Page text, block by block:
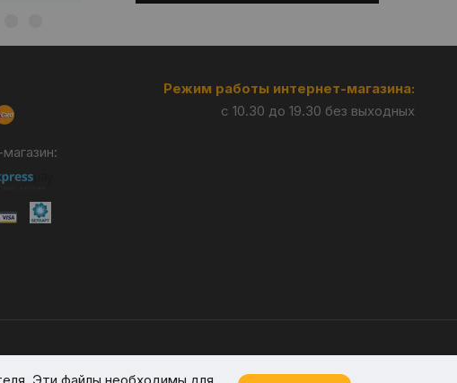
Режим работы интернет-магазина:
с 10.30 до 19.30 без выходных